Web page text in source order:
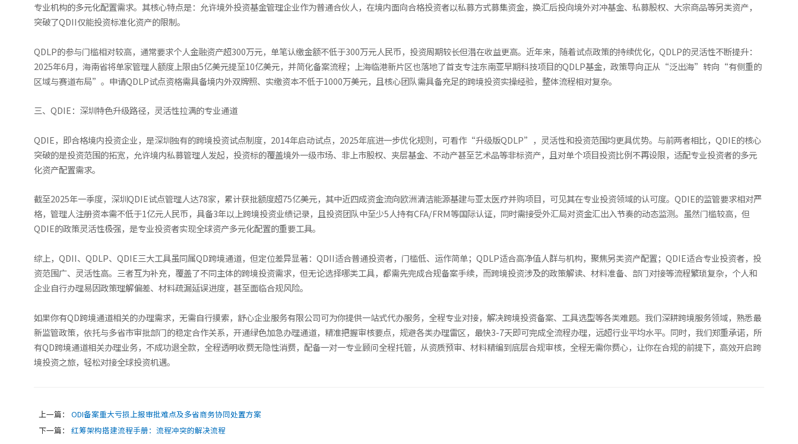
专业机构的多元化配置需求。其核心特点是：允许境外投资基金管理企业作为普通合伙人，在境内面向合格投资者以私募方式募集资金，换汇后投向境外对冲基金、私募股权、大宗商品等另类资产，
突破了QDII仅能投资标准化资产的限制。
QDLP的参与门槛相对较高，通常要求个人金融资产超300万元，单笔认缴金额不低于300万元人民币，投资周期较长但潜在收益更高。近年来，随着试点政策的持续优化，QDLP的灵活性不断提升：
2025年6月，海南省将单家管理人额度上限由5亿美元提至10亿美元，并简化备案流程；上海临港新片区也落地了首支专注东南亚早期科技项目的QDLP基金，政策导向正从“泛出海”转向“有侧重的
区域与赛道布局”。申请QDLP试点资格需具备境内外双牌照、实缴资本不低于1000万美元，且核心团队需具备充足的跨境投资实操经验，整体流程相对复杂。
三、QDIE：深圳特色升级路径，灵活性拉满的专业通道
QDIE，即合格境内投资企业，是深圳独有的跨境投资试点制度，2014年启动试点，2025年底进一步优化规则，可看作“升级版QDLP”，灵活性和投资范围均更具优势。与前两者相比，QDIE的核心
突破的是投资范围的拓宽，允许境内私募管理人发起，投资标的覆盖境外一级市场、非上市股权、夹层基金、不动产甚至艺术品等非标资产，且对单个项目投资比例不再设限，适配专业投资者的多元
化资产配置需求。
截至2025年一季度，深圳QDIE试点管理人达78家，累计获批额度超75亿美元，其中近四成资金流向欧洲清洁能源基建与亚太医疗并购项目，可见其在专业投资领域的认可度。QDIE的监管要求相对严
格，管理人注册资本需不低于1亿元人民币，具备3年以上跨境投资业绩记录，且投资团队中至少5人持有CFA/FRM等国际认证，同时需接受外汇局对资金汇出入节奏的动态监测。虽然门槛较高，但
QDIE的政策灵活性极强，是专业投资者实现全球资产多元化配置的重要工具。
综上，QDII、QDLP、QDIE三大工具虽同属QD跨境通道，但定位差异显著：QDII适合普通投资者，门槛低、运作简单；QDLP适合高净值人群与机构，聚焦另类资产配置；QDIE适合专业投资者，投
资范围广、灵活性高。三者互为补充，覆盖了不同主体的跨境投资需求，但无论选择哪类工具，都需先完成合规备案手续，而跨境投资涉及的政策解读、材料准备、部门对接等流程繁琐复杂，个人和
企业自行办理易因政策理解偏差、材料疏漏延误进度，甚至面临合规风险。
如果你有QD跨境通道相关的办理需求，无需自行摸索，舒心企业服务有限公司可为你提供一站式代办服务，全程专业对接，解决跨境投资备案、工具选型等各类难题。我们深耕跨境服务领域，熟悉最
新监管政策，依托与多省市审批部门的稳定合作关系，开通绿色加急办理通道，精准把握审核要点，规避各类办理雷区，最快3-7天即可完成全流程办理，远超行业平均水平。同时，我们郑重承诺，所
有QD跨境通道相关办理业务，不成功退全款，全程透明收费无隐性消费，配备一对一专业顾问全程托管，从资质预审、材料精编到底层合规审核，全程无需你费心，让你在合规的前提下，高效开启跨
境投资之旅，轻松对接全球投资机遇。
上一篇：
ODI备案重大亏损上报审批难点及多省商务协同处置方案
下一篇：
红筹架构搭建流程手册：流程冲突的解决流程